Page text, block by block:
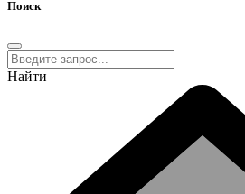
Поиск
Найти